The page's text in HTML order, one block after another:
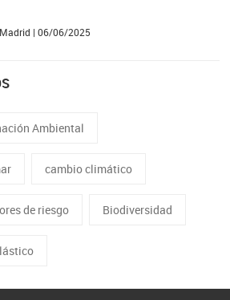
| 06/06/2025
Ambiental
cambio climático
de riesgo Biodiversidad